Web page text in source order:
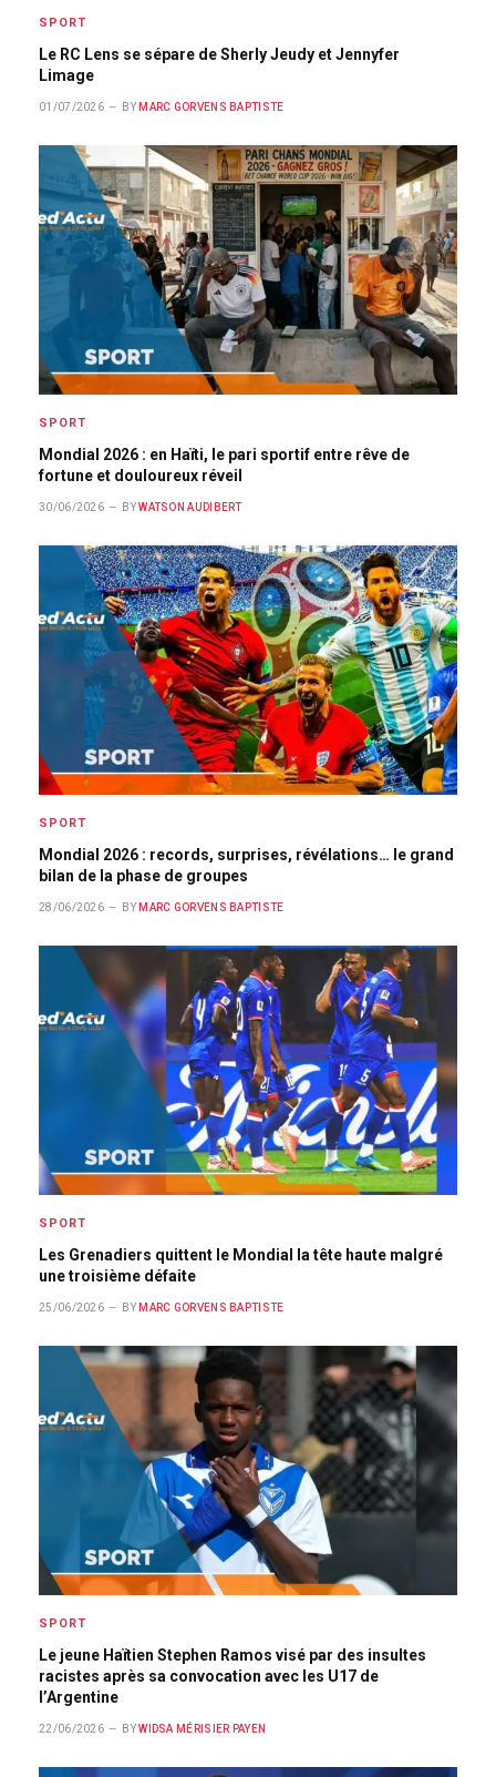
SPORT
Le RC Lens se sépare de Sherly Jeudy et Jennyfer
Limage
01/07/2026 BY MARC GORVENS BAPTISTE
SPORT
Mondial 2026 : en Haïti, le pari sportif entre rêve de
fortune et douloureux réveil
30/06/2026 BY WATSON AUDIBERT
SPORT
Mondial 2026 : records, surprises, révélations… le grand
bilan de la phase de groupes
28/06/2026 BY MARC GORVENS BAPTISTE
SPORT
Les Grenadiers quittent le Mondial la tête haute malgré
une troisième défaite
25/06/2026 BY MARC GORVENS BAPTISTE
SPORT
Le jeune Haïtien Stephen Ramos visé par des insultes
racistes après sa convocation avec les U17 de
l’Argentine
22/06/2026 BY WIDSA MÉRISIER PAYEN